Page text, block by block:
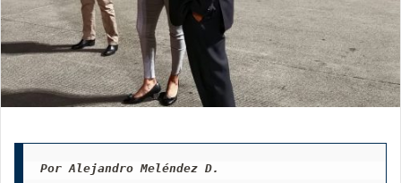
Por Alejandro Meléndez D.